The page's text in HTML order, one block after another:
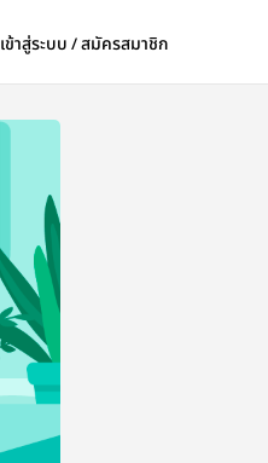
เข้าสู่ระบบ / สมัครสมาชิก